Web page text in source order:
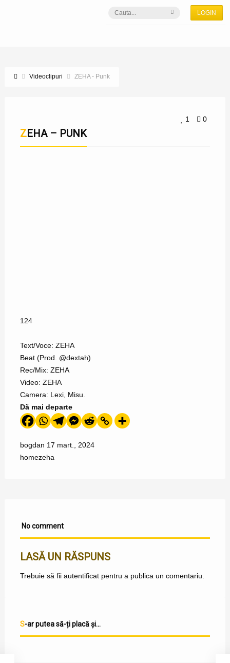
LOGIN
Videoclipuri ZEHA - Punk
1 0
ZEHA – PUNK
124
Text/Voce: ZEHA
Beat (Prod. @dextah)
Rec/Mix: ZEHA
Video: ZEHA
Camera: Lexi, Misu.
Dă mai departe
bogdan 17 mart., 2024
homezeha
No comment
LASĂ UN RĂSPUNS
Trebuie să fii autentificatpentru a publica un comentariu.
S-ar putea să-ți placă și...